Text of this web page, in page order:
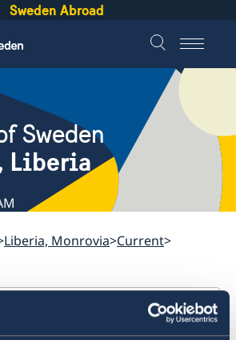
Sweden Abroad
Sweden
Liberia
Liberia, Monrovia Current